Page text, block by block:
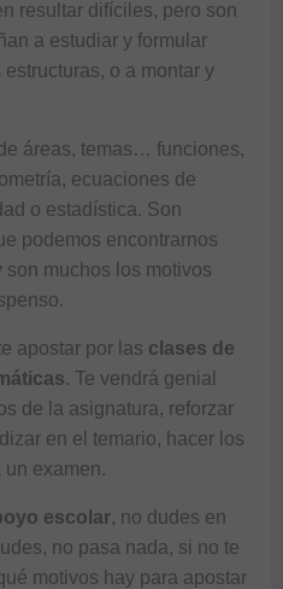
resultar difíciles, pero son
a estudiar y formular
o a montar y
áreas, temas… funciones,
, ecuaciones de
o estadística. Son
podemos encontrarnos
muchos los motivos
apostar por las clases de
. Te vendrá genial
de la asignatura, reforzar
en el temario, hacer los
un examen.
escolar, no dudes en
no pasa nada, si no te
motivos hay para apostar